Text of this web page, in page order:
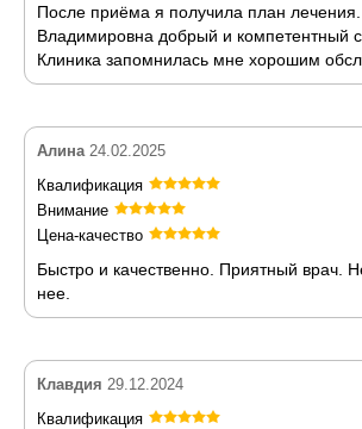
После приёма я получила план
Владимировна добрый и компетентный
Клиника запомнилась мне хорошим
Алина 24.02.2025
Квалификация
Внимание
Цена-качество
Быстро и качественно. Приятный врач.
нее.
Клавдия 29.12.2024
Квалификация